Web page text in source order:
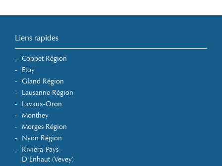
Liens rapides
Coppet Région
Etoy
Gland Région
Lausanne Région
Lavaux-Oron
Monthey
Morges Région
Nyon Région
Riviera-Pays-
D'Enhaut (Vevey)